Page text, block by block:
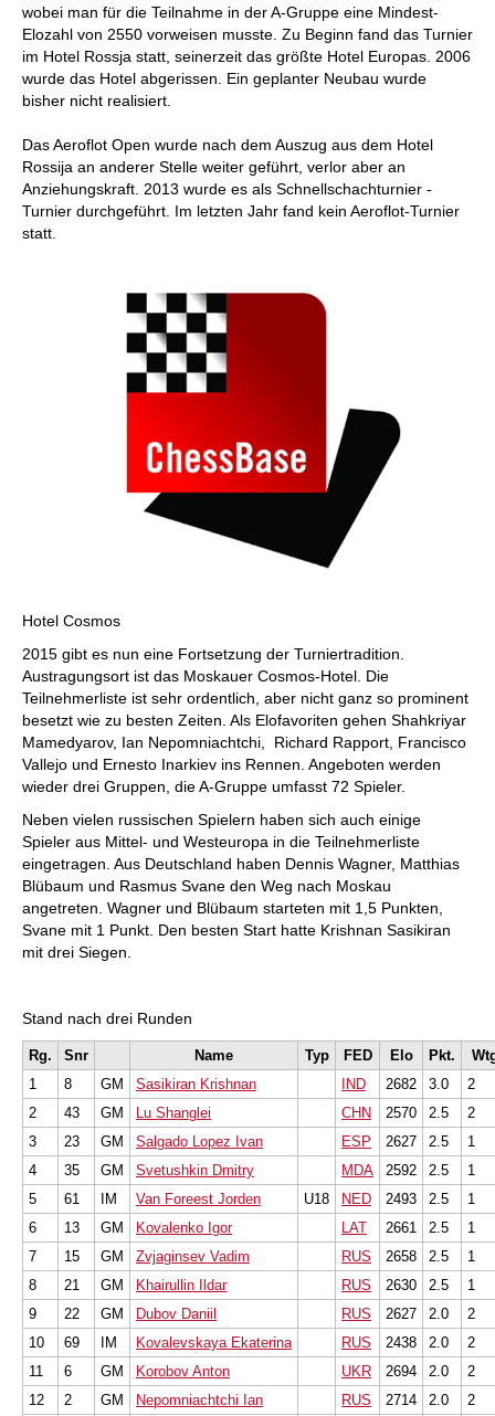
wobei man für die Teilnahme in der A-Gruppe eine Mindest-
Elozahl von 2550 vorweisen musste. Zu Beginn fand das Turnier
im Hotel Rossja statt, seinerzeit das größte Hotel Europas. 2006
wurde das Hotel abgerissen. Ein geplanter Neubau wurde
bisher nicht realisiert.
Das Aeroflot Open wurde nach dem Auszug aus dem Hotel
Rossija an anderer Stelle weiter geführt, verlor aber an
Anziehungskraft. 2013 wurde es als Schnellschachturnier -
Turnier durchgeführt. Im letzten Jahr fand kein Aeroflot-Turnier
statt.
Hotel Cosmos
2015 gibt es nun eine Fortsetzung der Turniertradition.
Austragungsort ist das Moskauer Cosmos-Hotel. Die
Teilnehmerliste ist sehr ordentlich, aber nicht ganz so prominent
besetzt wie zu besten Zeiten. Als Elofavoriten gehen Shahkriyar
Mamedyarov, Ian Nepomniachtchi, Richard Rapport, Francisco
Vallejo und Ernesto Inarkiev ins Rennen. Angeboten werden
wieder drei Gruppen, die A-Gruppe umfasst 72 Spieler.
Neben vielen russischen Spielern haben sich auch einige
Spieler aus Mittel- und Westeuropa in die Teilnehmerliste
eingetragen. Aus Deutschland haben Dennis Wagner, Matthias
Blübaum und Rasmus Svane den Weg nach Moskau
angetreten. Wagner und Blübaum starteten mit 1,5 Punkten,
Svane mit 1 Punkt. Den besten Start hatte Krishnan Sasikiran
mit drei Siegen.
Stand nach drei Runden
Rg. Snr Name Typ FED Elo Pkt.
1
8 GM Sasikiran Krishnan IND 2682 3.0
2
2
43 GM Lu Shanglei CHN 2570 2.5
2
3
23 GM Salgado Lopez Ivan ESP 2627 2.5
1
4
35 GM Svetushkin Dmitry MDA 2592 2.5
1
5
61 IM Van Foreest Jorden U18 NED 2493 2.5
1
6
13 GM Kovalenko Igor LAT 2661 2.5
1
7
15 GM Zvjaginsev Vadim RUS 2658 2.5
1
8
21 GM Khairullin Ildar RUS 2630 2.5
1
9
22 GM Dubov Daniil RUS 2627 2.0
2
10
69 IM Kovalevskaya Ekaterina RUS 2438 2.0
2
11
6 GM Korobov Anton UKR 2694 2.0
2
12
2 GM Nepomniachtchi Ian RUS 2714 2.0 2